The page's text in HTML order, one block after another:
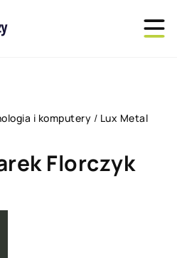
i komputery / Lux Metal
Florczyk